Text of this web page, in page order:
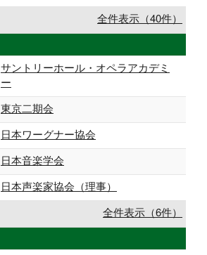
全件表示（40件）
サントリーホール・オペラアカデミ
ー
東京二期会
日本ワーグナー協会
日本音楽学会
日本声楽家協会（理事）
全件表示（6件）